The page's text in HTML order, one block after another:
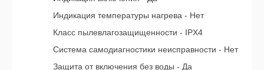
Индикация температуры нагрева - Нет
Класс пылевлагозащищенности - IPX4
Система самодиагностики неисправности - Нет
Защита от включения без воды - Да